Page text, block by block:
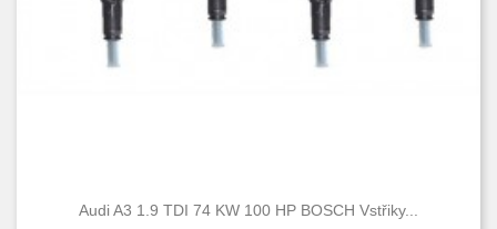
Audi A3 1.9 TDI 74 KW 100 HP BOSCH Vstřiky...